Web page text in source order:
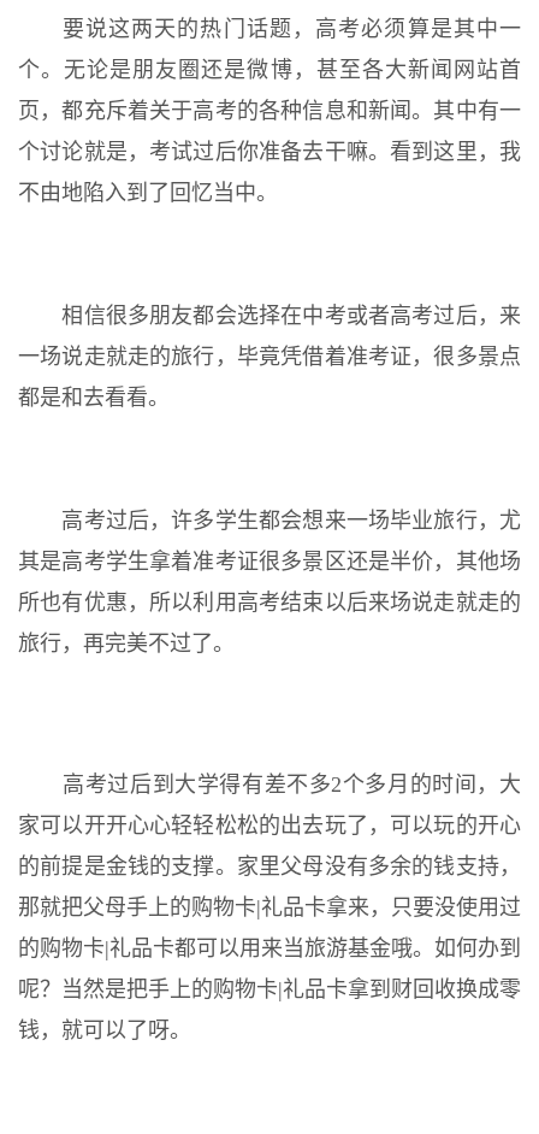
要说这两天的热门话题，高考必须算是其中一
个。无论是朋友圈还是微博，甚至各大新闻网站首
页，都充斥着关于高考的各种信息和新闻。其中有一
个讨论就是，考试过后你准备去干嘛。看到这里，我
不由地陷入到了回忆当中。
相信很多朋友都会选择在中考或者高考过后，来
一场说走就走的旅行，毕竟凭借着准考证，很多景点
都是和去看看。
高考过后，许多学生都会想来一场毕业旅行，尤
其是高考学生拿着准考证很多景区还是半价，其他场
所也有优惠，所以利用高考结束以后来场说走就走的
旅行，再完美不过了。
高考过后到大学得有差不多2个多月的时间，大
家可以开开心心轻轻松松的出去玩了，可以玩的开心
的前提是金钱的支撑。家里父母没有多余的钱支持，
那就把父母手上的购物卡|礼品卡拿来，只要没使用过
的购物卡|礼品卡都可以用来当旅游基金哦。如何办到
呢？当然是把手上的购物卡|礼品卡拿到财回收换成零
钱，就可以了呀。